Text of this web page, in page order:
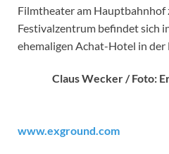
Filmtheater am Hauptbahnhof
Festivalzentrum befindet sich
ehemaligen Achat-Hotel in
Claus Wecker / Foto:
www.exground.com